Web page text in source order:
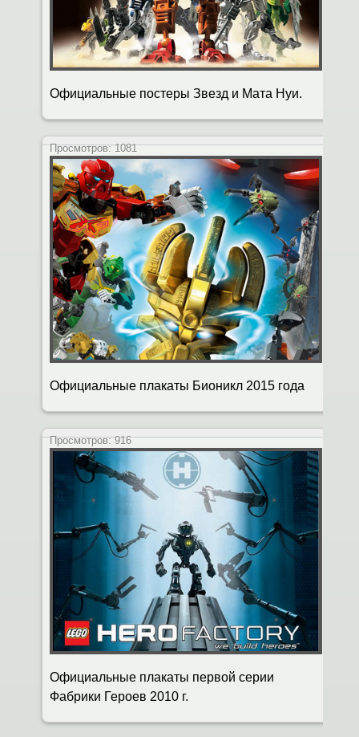
Официальные постеры Звезд и Мата Нуи.
Просмотров:1081
Официальные плакаты Бионикл 2015 года
Просмотров:916
Официальные плакаты первой серии
Фабрики Героев 2010 г.